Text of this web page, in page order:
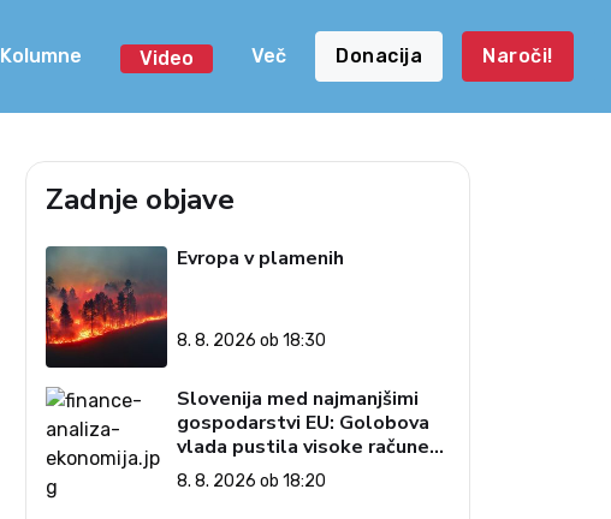
Kolumne Video Več Donacija Naroči!
Zadnje objave
Evropa v plamenih
8. 8. 2026 ob 18:30
Slovenija med najmanjšimi
gospodarstvi EU: Golobova
vlada pustila visoke račune
državi
8. 8. 2026 ob 18:20